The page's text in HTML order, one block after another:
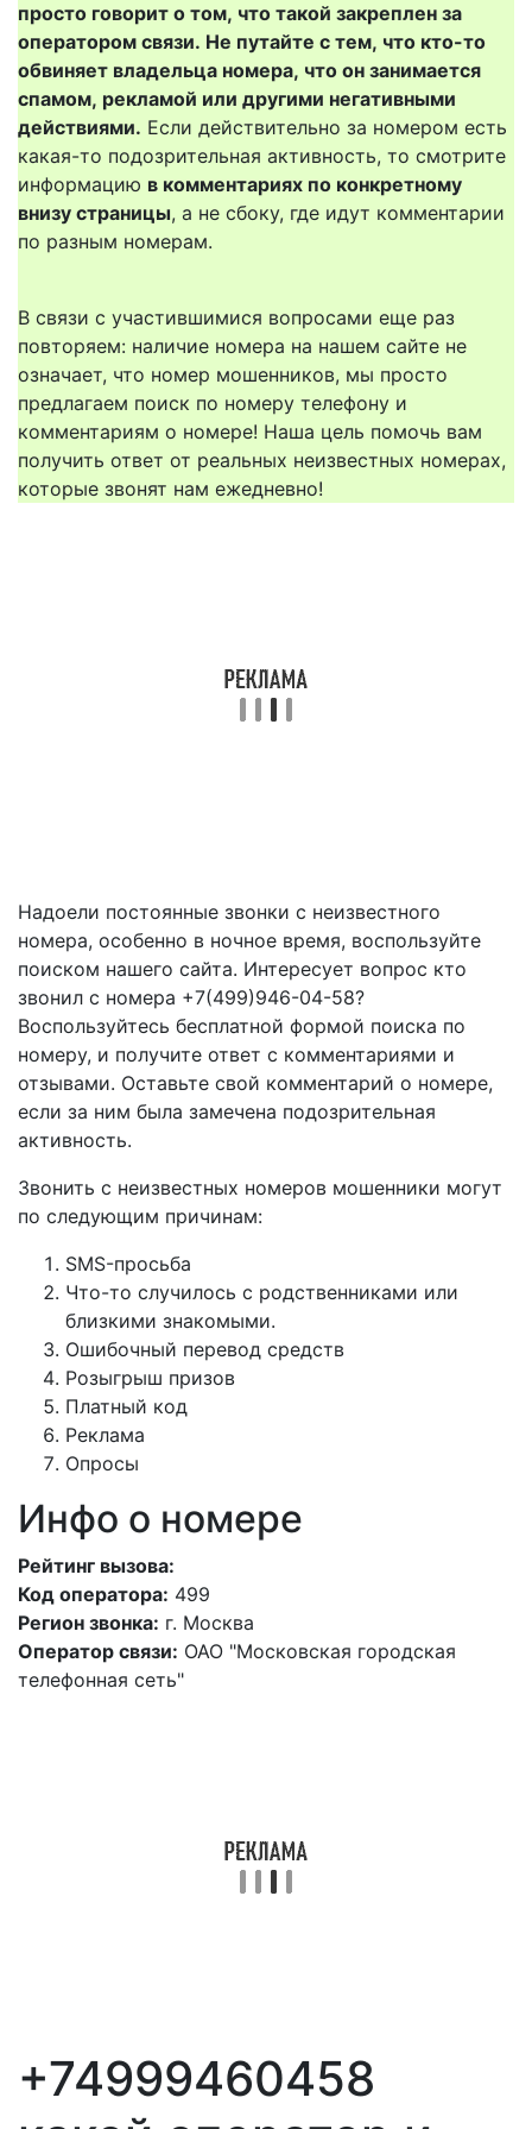
просто говорит о том, что такой закреплен за
оператором связи. Не путайте с тем, что кто-то
обвиняет владельца номера, что он занимается
спамом, рекламой или другими негативными
действиями. Если действительно за номером есть
какая-то подозрительная активность, то смотрите
информацию в комментариях по конкретному
внизу страницы, а не сбоку, где идут комментарии
по разным номерам.
В связи с участившимися вопросами еще раз
повторяем: наличие номера на нашем сайте не
означает, что номер мошенников, мы просто
предлагаем поиск по номеру телефону и
комментариям о номере! Наша цель помочь вам
получить ответ от реальных неизвестных номерах,
которые звонят нам ежедневно!
Надоели постоянные звонки с неизвестного
номера, особенно в ночное время, воспользуйте
поиском нашего сайта. Интересует вопрос кто
звонил с номера +7(499)946-04-58?
Воспользуйтесь бесплатной формой поиска по
номеру, и получите ответ с комментариями и
отзывами. Оставьте свой комментарий о номере,
если за ним была замечена подозрительная
активность.
Звонить с неизвестных номеров мошенники могут
по следующим причинам:
SMS-просьба
Что-то случилось с родственниками или
близкими знакомыми.
Ошибочный перевод средств
Розыгрыш призов
Платный код
Реклама
Опросы
Инфо о номере
Рейтинг вызова:
Код оператора: 499
Регион звонка: г. Москва
Оператор связи: ОАО "Московская городская
телефонная сеть"
+74999460458